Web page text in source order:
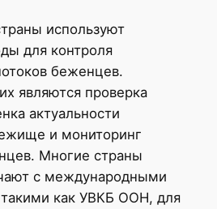
используют
для контроля
беженцев.
являются проверка
актуальности
и мониторинг
Многие страны
с международными
как УВКБ ООН, для